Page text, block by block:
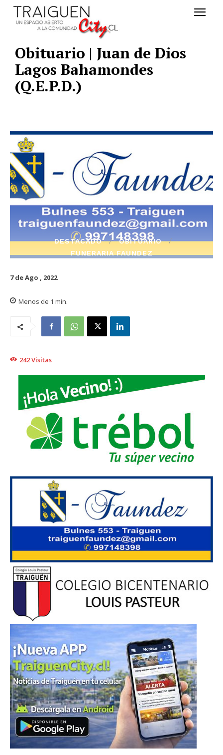
Obituario | Juan de Dios
Lagos Bahamondes
(Q.E.P.D.)
DESTACADO
OBITUARIO
FUNERARIA FAUNDEZ
7 de Ago , 2022
Menos de 1 min.
242Visitas